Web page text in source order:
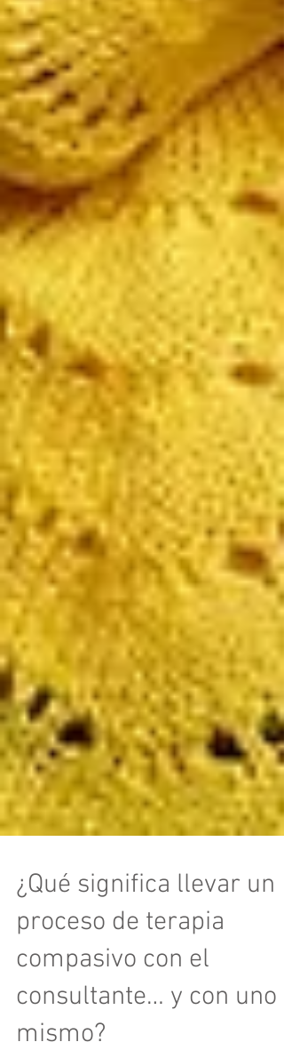
¿Qué significa llevar un
proceso de terapia
compasivo con el